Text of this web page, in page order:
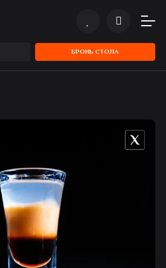
БРОНЬ СТОЛА